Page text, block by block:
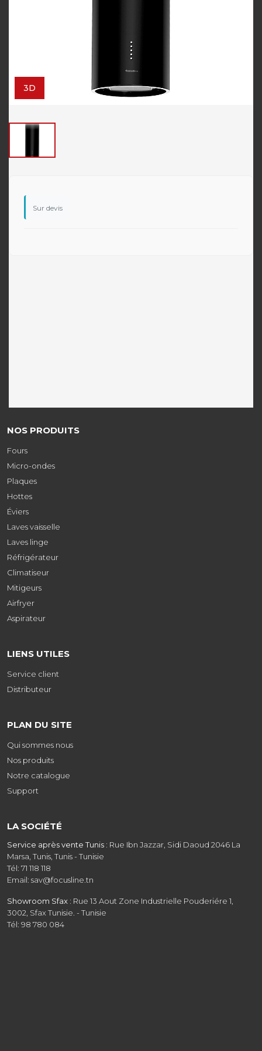
3D
Sur devis
NOS PRODUITS
Fours
Micro-ondes
Plaques
Hottes
Éviers
Laves vaisselle
Laves linge
Réfrigérateur
Climatiseur
Mitigeurs
Airfryer
Aspirateur
LIENS UTILES
Service client
Distributeur
PLAN DU SITE
Qui sommes nous
Nos produits
Notre catalogue
Support
LA SOCIÉTÉ
Service après vente Tunis : Rue Ibn Jazzar, Sidi Daoud 2046 La
Marsa, Tunis, Tunis - Tunisie
Tél: 71 118 118
Email: sav@focusline.tn
Showroom Sfax : Rue 13 Aout Zone Industrielle Pouderiére 1,
3002, Sfax Tunisie. - Tunisie
Tél: 98 780 084